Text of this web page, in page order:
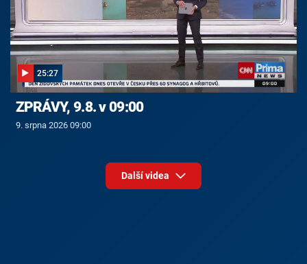
25:27
ZPRÁVY, 9.8. v 09:00
9. srpna 2026 09:00
Další videa